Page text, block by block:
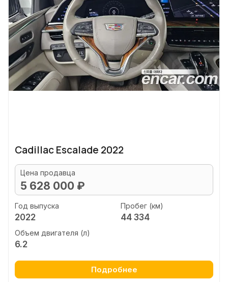
Cadillac Escalade 2022
Цена продавца
5 628 000 ₽
Год выпуска
2022
Пробег (км)
44 334
Объем двигателя (л)
6.2
Подробнее